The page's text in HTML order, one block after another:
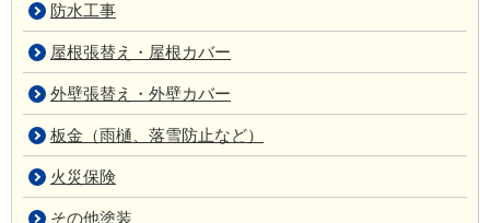
防水工事
屋根張替え・屋根カバー
外壁張替え・外壁カバー
板金（雨樋、落雪防止など）
火災保険
その他塗装